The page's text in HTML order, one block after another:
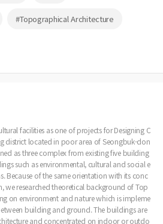
#Topographical Architecture
facilities as one of projects for Designing C
district located in poor area of Seongbuk-don
as three complex from existing five building
such as environmental, cultural and social e
Because of the same orientation with its conc
we researched theoretical background of Top
on environment and nature which is impleme
building and ground. The buildings are
and concentrated on indoor or outdo